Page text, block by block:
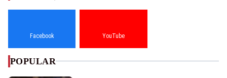
Facebook YouTube
POPULAR